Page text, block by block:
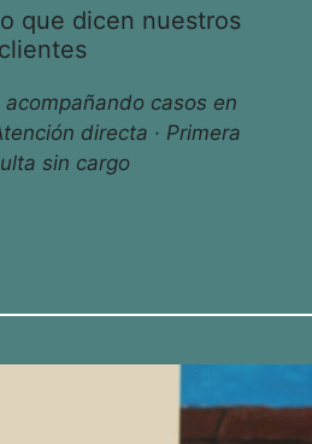
que dicen nuestros
clientes
casos en
directa · Primera
sin cargo